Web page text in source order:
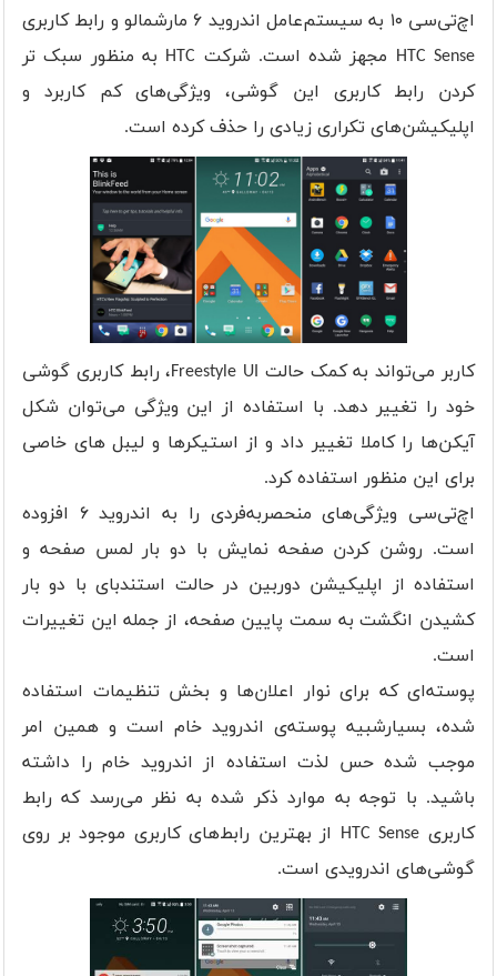
اچ‌تی‌سی ۱۰ به سیستم‌عامل اندروید ۶ مارشمالو و رابط کاربری
HTC Sense مجهز شده است. شرکت HTC به منظور سبک تر
کردن رابط کاربری این گوشی، ویژگی‌های کم کاربرد و
اپلیکیشن‌های تکراری زیادی را حذف کرده است.
کاربر می‌تواند به کمک حالت Freestyle UI، رابط کاربری گوشی
خود را تغییر دهد. با استفاده از این ویژگی می‌توان شکل
آیکن‌ها را کاملا تغییر داد و از استیکرها و لیبل های خاصی
برای این منظور استفاده کرد.
اچ‌تی‌سی ویژگی‌های منحصربه‌فردی را به اندروید ۶ افزوده
است. روشن کردن صفحه نمایش با دو بار لمس صفحه و
استفاده از اپلیکیشن دوربین در حالت استندبای با دو بار
کشیدن انگشت به سمت پایین صفحه، از جمله این تغییرات
است.
پوسته‌ای که برای نوار اعلان‌ها و بخش تنظیمات استفاده
شده، بسیارشبیه پوسته‌ی اندروید خام است و همین امر
موجب شده حس لذت استفاده از اندروید خام را داشته
باشید. با توجه به موارد ذکر شده به نظر می‌رسد که رابط
کاربری HTC Sense از بهترین رابط‌های کاربری موجود بر روی
گوشی‌های اندرویدی است.